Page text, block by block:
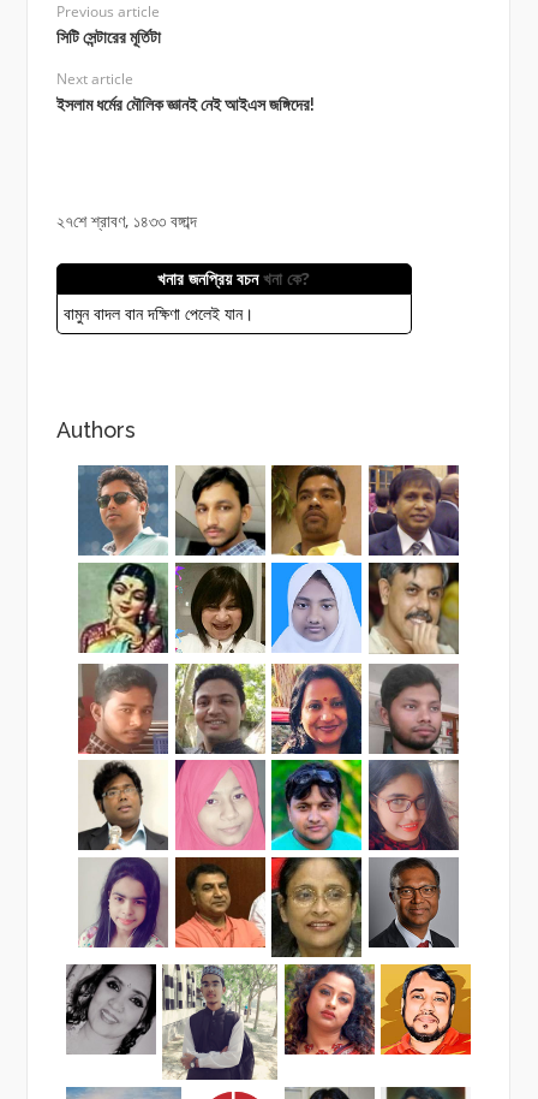
Previous article
সিটি সেন্টারের মূর্তিটা
Next article
ইসলাম ধর্মের মৌলিক জ্ঞানই নেই আইএস জঙ্গিদের!
২৭শে শ্রাবণ, ১৪৩৩ বঙ্গাব্দ
খনার জনপ্রিয় বচনখনা কে?
বামুন বাদল বান দক্ষিণা পেলেই যান।
Authors